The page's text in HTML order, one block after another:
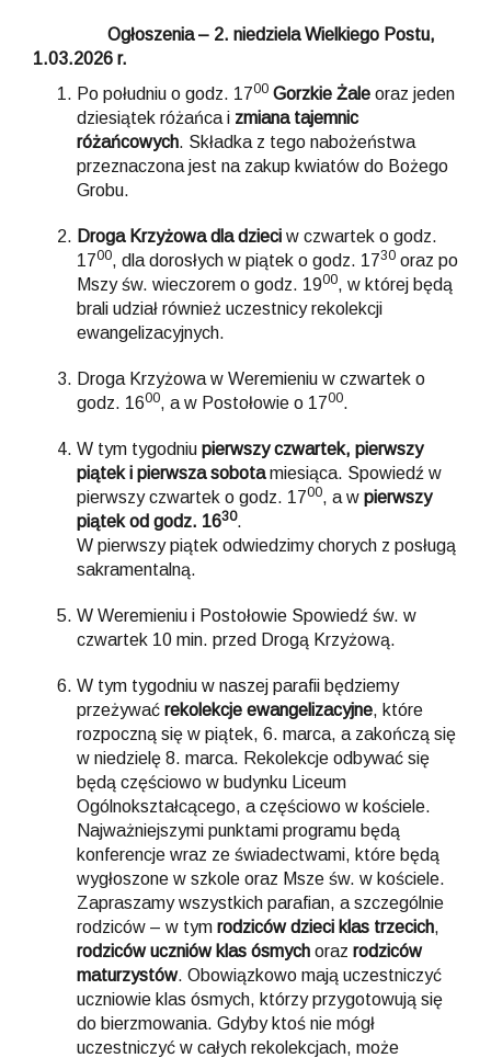
Ogłoszenia – 2. niedziela Wielkiego Postu,
1.03.2026 r.
Po południu o godz. 1700 Gorzkie Żale oraz jeden
dziesiątek różańca i zmiana tajemnic
różańcowych. Składka z tego nabożeństwa
przeznaczona jest na zakup kwiatów do Bożego
Grobu.
Droga Krzyżowa dla dzieci w czwartek o godz.
1700, dla dorosłych w piątek o godz. 1730 oraz po
Mszy św. wieczorem o godz. 1900, w której będą
brali udział również uczestnicy rekolekcji
ewangelizacyjnych.
Droga Krzyżowa w Weremieniu w czwartek o
godz. 1600, a w Postołowie o 1700.
W tym tygodniu pierwszy czwartek, pierwszy
piątek i pierwsza sobotamiesiąca. Spowiedź w
pierwszy czwartek o godz. 1700, a w pierwszy
piątek od godz. 1630.
W pierwszy piątek odwiedzimy chorych z posługą
sakramentalną.
W Weremieniu i Postołowie Spowiedź św. w
czwartek 10 min. przed Drogą Krzyżową.
W tym tygodniu w naszej parafii będziemy
przeżywać rekolekcje ewangelizacyjne, które
rozpoczną się w piątek, 6. marca, a zakończą się
w niedzielę 8. marca. Rekolekcje odbywać się
będą częściowo w budynku Liceum
Ogólnokształcącego, a częściowo w kościele.
Najważniejszymi punktami programu będą
konferencje wraz ze świadectwami, które będą
wygłoszone w szkole oraz Msze św. w kościele.
Zapraszamy wszystkich parafian, a szczególnie
rodziców – w tym rodziców dzieci klas trzecich,
rodziców uczniów klas ósmych oraz rodziców
maturzystów. Obowiązkowo mają uczestniczyć
uczniowie klas ósmych, którzy przygotowują się
do bierzmowania. Gdyby ktoś nie mógł
uczestniczyć w całych rekolekcjach, może